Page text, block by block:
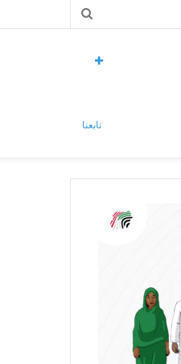
بحث
تابعنا